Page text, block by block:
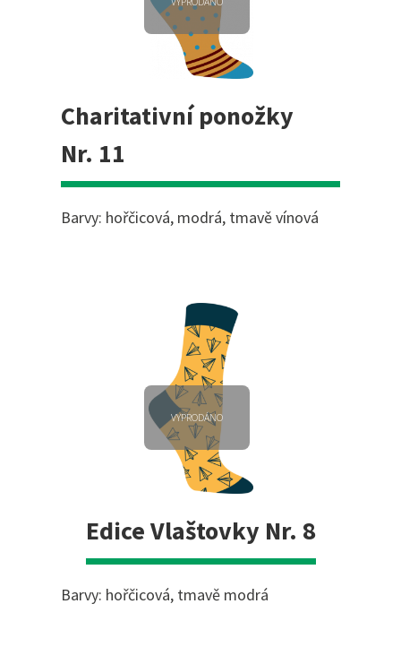
Charitativní ponožky
Nr. 11
Barvy: hořčicová, modrá, tmavě vínová
VYPRODÁNO
Edice Vlaštovky Nr. 8
Barvy: hořčicová, tmavě modrá